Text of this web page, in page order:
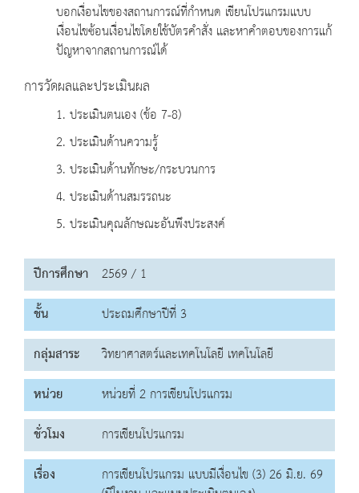
บอกเงื่อนไขของสถานการณ์ที่กำหนด เขียนโปรแกรมแบบ
เงื่อนไขซ้อนเงื่อนไขโดยใช้บัตรคำสั่ง และหาคำตอบของการแก้
ปัญหาจากสถานการณ์ได้
การวัดผลและประเมินผล
1. ประเมินตนเอง (ข้อ 7-8)
2. ประเมินด้านความรู้
3. ประเมินด้านทักษะ/กระบวนการ
4. ประเมินด้านสมรรถนะ
5. ประเมินคุณลักษณะอันพึงประสงค์
ปีการศึกษา 2569 / 1
ชั้น
ประถมศึกษาปีที่ 3
กลุ่มสาระ
วิทยาศาสตร์และเทคโนโลยี เทคโนโลยี
หน่วย
หน่วยที่ 2 การเขียนโปรแกรม
ชั่วโมง
การเขียนโปรแกรม
เรื่อง
การเขียนโปรแกรม แบบมีเงื่อนไข (3) 26 มิ.ย. 69